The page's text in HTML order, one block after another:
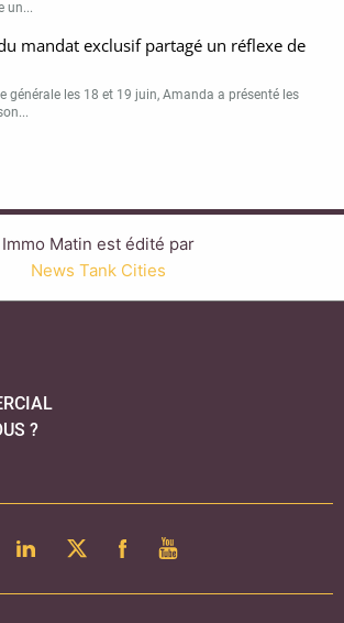
un...
mandat exclusif partagé un réflexe de
générale les 18 et 19 juin, Amanda a présenté les
Immo Matin est édité par
News Tank Cities
?
LINKEDINTWITTERFACEBOOK
YOUTUBE